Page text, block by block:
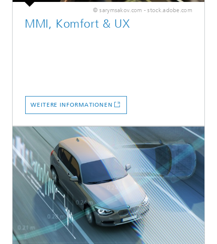
© sarymsakov.com - stock.adobe.com
MMI, Komfort & UX
WEITERE INFORMATIONEN